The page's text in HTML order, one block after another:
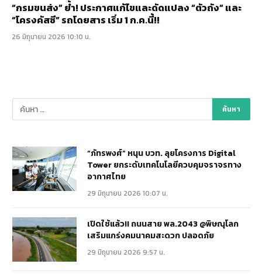
“กรมขนส่ง” ย้ำ! ประกาศแก้ไขและดัดแปลง “ตัวถัง” และ
“โครงคัสซี” รถโดยสาร เริ่ม 1 ก.ค.นี้!!
26 มิถุนายน 2026 10:10 น.
“ภัทรพงศ์” หนุน บวท. ลุยโครงการ Digital
Tower ยกระดับเทคโนโลยีควบคุมจราจรทาง
อากาศไทย
29 มิถุนายน 2026 10:07 น.
เปิดใช้แล้ว!! ถนนสาย พล.2043 @พิษณุโลก
เสริมแกร่งคมนาคมสะดวก ปลอดภัย
29 มิถุนายน 2026 9:57 น.